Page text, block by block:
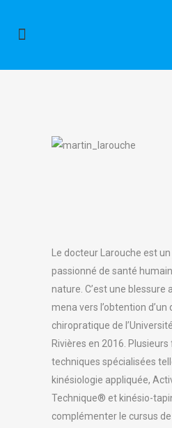
Le docteur Larouche est
passionné de santé
nature. C’est une blessure
mena vers l’obtention d’un
chiropratique de
Rivières en 2016.
techniques spécialisées
kinésiologie appliquée,
Technique® et kinésio-
complémenter le cursus